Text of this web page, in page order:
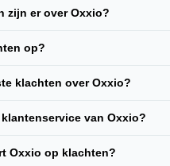
zijn er over Oxxio?
op?
klachten over Oxxio?
van Oxxio?
Oxxio op klachten?